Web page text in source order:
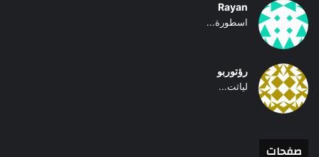
Rayan
اسطورة...
رؤتوربو
لياثت...
صفحات